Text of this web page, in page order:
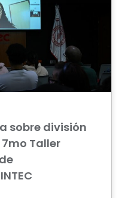
sobre división
Taller